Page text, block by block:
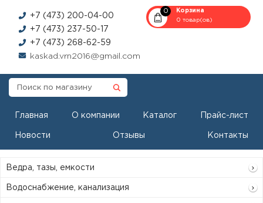
+7 (473) 200-04-00
+7 (473) 237-50-17
+7 (473) 268-62-59
kaskad.vrn2016@gmail.com
0
Корзина
0 товар(ов)
Главная О компании Каталог Прайс-лист
Новости Отзывы Контакты
Ведра, тазы, емкости
Водоснабжение, канализация